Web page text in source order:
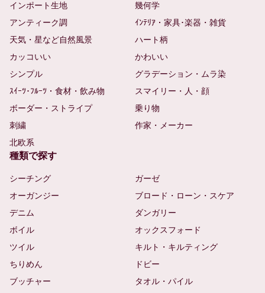
インポート生地
幾何学
アンティーク調
ｲﾝﾃﾘｱ・家具･楽器・雑貨
天気・星など自然風景
ハート柄
カッコいい
かわいい
シンプル
グラデーション・ムラ染
ｽｲｰﾂ･ﾌﾙｰﾂ・食材・飲み物
スマイリー・人・顔
ボーダー・ストライプ
乗り物
刺繍
作家・メーカー
北欧系
種類で探す
シーチング
ガーゼ
オーガンジー
ブロード・ローン・スケア
デニム
ダンガリー
ボイル
オックスフォード
ツイル
キルト・キルティング
ちりめん
ドビー
ブッチャー
タオル・パイル